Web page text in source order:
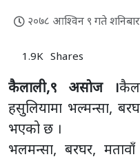
२०७८ आश्विन ९ गते शनिबार
1.9K Shares
कैलाली,९ असाेज ।
हसुलियामा भल्मन्सा,
भएको छ ।
भलमन्सा, बरघर,